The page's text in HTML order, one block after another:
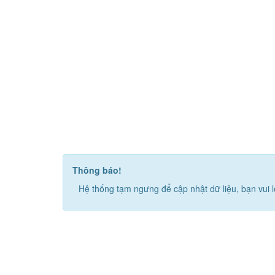
Thông báo!
Hệ thống tạm ngưng để cập nhật dữ liệu, bạn vui